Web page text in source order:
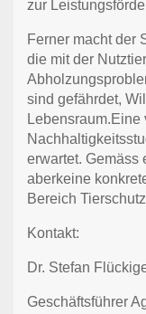
zur
Ferner macht der
die mit der
sind gefährdet,
erwartet. Gemäss
aberkeine
Bereich
Kontakt:
Dr. Stefan
Geschäftsführer